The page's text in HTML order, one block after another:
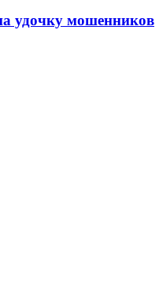
удочку мошенников